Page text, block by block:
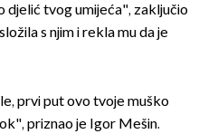
djelić tvog umijeća", zaključio
s njim i rekla mu da je
prvi put ovo tvoje muško
priznao je Igor Mešin.